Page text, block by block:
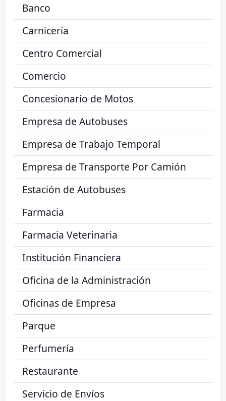
Banco
Carnicería
Centro Comercial
Comercio
Concesionario de Motos
Empresa de Autobuses
Empresa de Trabajo Temporal
Empresa de Transporte Por Camión
Estación de Autobuses
Farmacia
Farmacia Veterinaria
Institución Financiera
Oficina de la Administración
Oficinas de Empresa
Parque
Perfumería
Restaurante
Servicio de Envíos